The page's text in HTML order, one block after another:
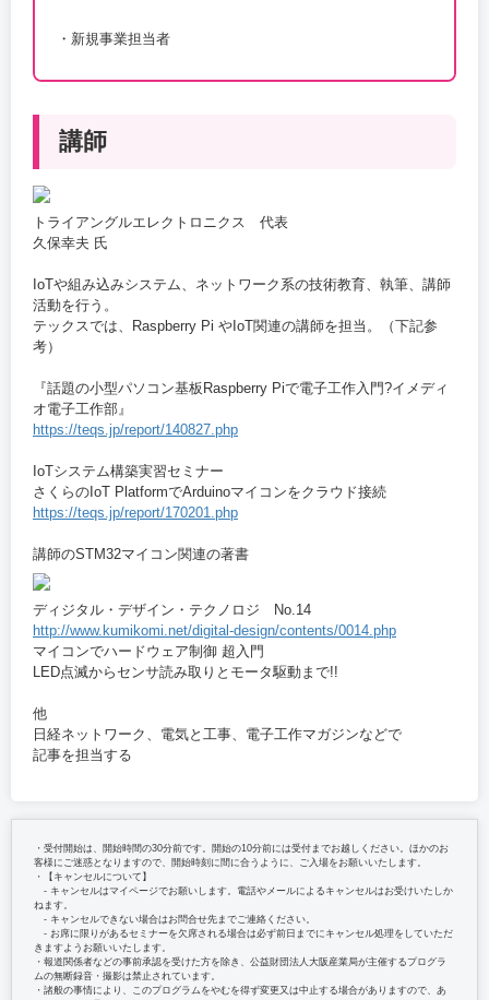
・新規事業担当者
講師
トライアングルエレクトロニクス 代表
久保幸夫 氏
IoTや組み込みシステム、ネットワーク系の技術教育、執筆、講師
活動を行う。
テックスでは、Raspberry Pi やIoT関連の講師を担当。（下記参
考）
『話題の小型パソコン基板Raspberry Piで電子工作入門?イメディ
オ電子工作部』
https://teqs.jp/report/140827.php
IoTシステム構築実習セミナー
さくらのIoT PlatformでArduinoマイコンをクラウド接続
https://teqs.jp/report/170201.php
講師のSTM32マイコン関連の著書
ディジタル・デザイン・テクノロジ No.14
http://www.kumikomi.net/digital-design/contents/0014.php
マイコンでハードウェア制御 超入門
LED点滅からセンサ読み取りとモータ駆動まで!!
他
日経ネットワーク、電気と工事、電子工作マガジンなどで
記事を担当する
・受付開始は、開始時間の30分前です。開始の10分前には受付までお越しください。ほかのお
客様にご迷惑となりますので、開始時刻に間に合うように、ご入場をお願いいたします。
・【キャンセルについて】
‐ キャンセルはマイページでお願いします。電話やメールによるキャンセルはお受けいたしか
ねます。
‐ キャンセルできない場合はお問合せ先までご連絡ください。
‐ お席に限りがあるセミナーを欠席される場合は必ず前日までにキャンセル処理をしていただ
きますようお願いいたします。
・報道関係者などの事前承認を受けた方を除き、公益財団法人大阪産業局が主催するプログラ
ムの無断録音・撮影は禁止されています。
・諸般の事情により、このプログラムをやむを得ず変更又は中止する場合がありますので、あ